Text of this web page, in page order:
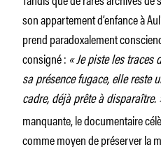
son appartement d’enfance à
prend paradoxalement
consigné : « Je piste les traces
sa présence fugace, elle reste
cadre, déjà prête à disparaître.
manquante, le documentaire
comme moyen de préserver la